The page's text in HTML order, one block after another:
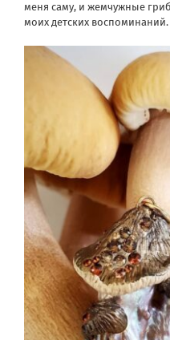
меня саму, и жемчужные
моих детских воспоминаний.